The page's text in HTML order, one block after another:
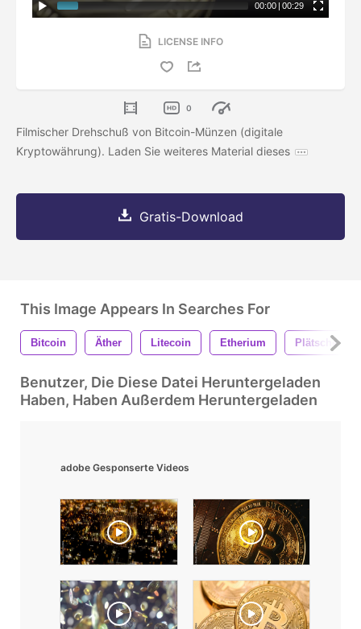
00:00 | 00:29
LICENSE INFO
0
Filmischer Drehschuß von Bitcoin-Münzen (digitale
Kryptowährung). Laden Sie weiteres Material dieses
Gratis-Download
This Image Appears In Searches For
Bitcoin Äther Litecoin Etherium Plätschern
Benutzer, Die Diese Datei Heruntergeladen
Haben, Haben Außerdem Heruntergeladen
adobe Gesponserte Videos